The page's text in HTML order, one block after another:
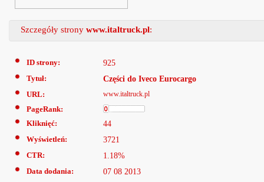
Szczegóły strony www.italtruck.pl:
ID strony: 925
Tytuł: Części do Iveco Eurocargo
URL: www.italtruck.pl
PageRank:
Kliknięć:
44
Wyświetleń: 3721
CTR: 1.18%
Data dodania: 07 08 2013